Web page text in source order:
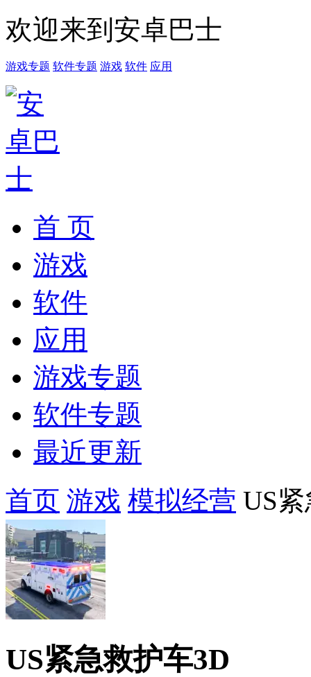
欢迎来到安卓巴士
游戏专题 软件专题 游戏 软件 应用
首 页
游戏
软件
应用
游戏专题
软件专题
最近更新
首页 游戏 模拟经营 US
US紧急救护车3D